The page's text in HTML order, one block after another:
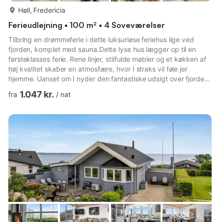
Høll, Fredericia
Ferieudlejning • 100 m² • 4 Soveværelser
Tilbring en drømmeferie i dette luksuriøse feriehus lige ved
fjorden, komplet med sauna.Dette lyse hus lægger op til en
førsteklasses ferie. Rene linjer, stilfulde møbler og et køkken af ​​
høj kvalitet skaber en atmosfære, hvor I straks vil føle jer
hjemme. Uanset om I nyder den fantastiske udsigt over fjorden,
saunaen – her vil I nyde komfort og afslapning på højt
og fyld lungerne med den friske havluft. Lad solen forkæle jer
eller bladr i jeres ferielæsning. Brug gri...
fra 1.047 kr. / nat